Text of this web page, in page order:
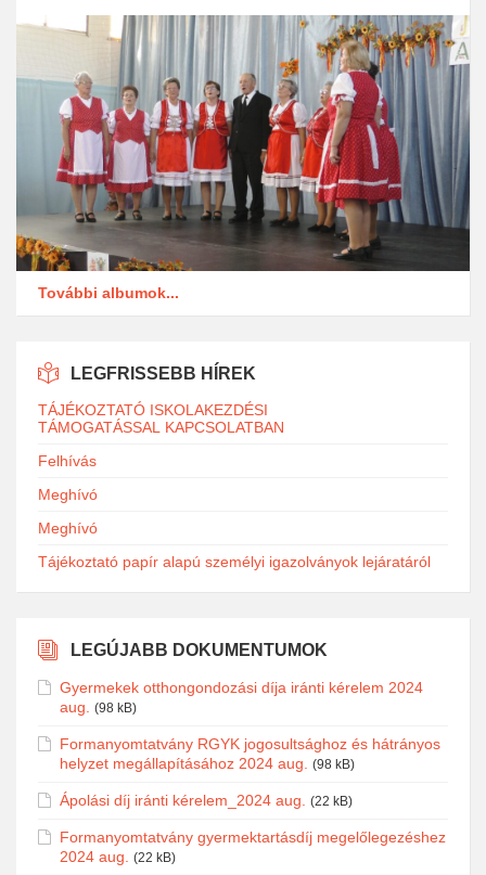
További albumok...
LEGFRISSEBB HÍREK
TÁJÉKOZTATÓ ISKOLAKEZDÉSI
TÁMOGATÁSSAL KAPCSOLATBAN
Felhívás
Meghívó
Meghívó
Tájékoztató papír alapú személyi igazolványok lejáratáról
LEGÚJABB DOKUMENTUMOK
Gyermekek otthongondozási díja iránti kérelem 2024
aug.
(98 kB)
Formanyomtatvány RGYK jogosultsághoz és hátrányos
helyzet megállapításához 2024 aug.
(98 kB)
Ápolási díj iránti kérelem_2024 aug. (22 kB)
Formanyomtatvány gyermektartásdíj megelőlegezéshez
2024 aug.
(22 kB)